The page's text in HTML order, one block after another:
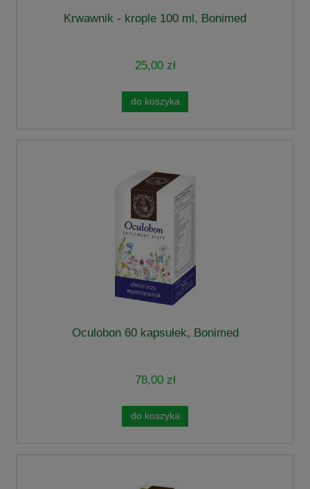
Krwawnik - krople 100 ml, Bonimed
25,00 zł
do koszyka
Oculobon 60 kapsułek, Bonimed
78,00 zł
do koszyka